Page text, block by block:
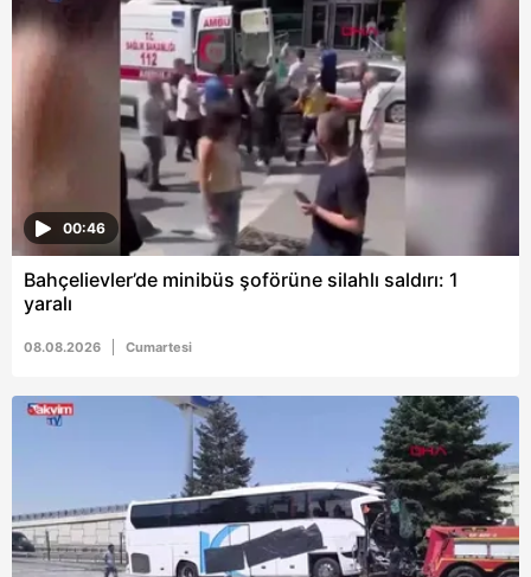
hazırlanmış Aydınlatma Metnimizi okumak ve sitemizde
ilgili mevzuata uygun olarak kullanılan çerezlerle ilgili bilgi
almak için lütfentıklayınız.
00:46
Bahçelievler’de minibüs şoförüne silahlı saldırı: 1
yaralı
08.08.2026 Cumartesi